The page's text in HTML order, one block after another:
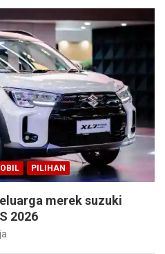
PILIHAN
merek suzuki
2026